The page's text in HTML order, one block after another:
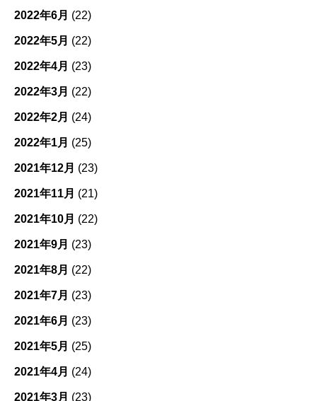
2022年6月 (22)
2022年5月 (22)
2022年4月 (23)
2022年3月 (22)
2022年2月 (24)
2022年1月 (25)
2021年12月 (23)
2021年11月 (21)
2021年10月 (22)
2021年9月 (23)
2021年8月 (22)
2021年7月 (23)
2021年6月 (23)
2021年5月 (25)
2021年4月 (24)
2021年3月 (23)